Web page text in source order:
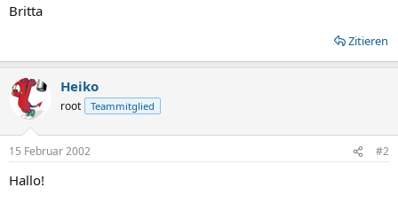
Britta
Zitieren
Heiko
root Teammitglied
15 Februar 2002 #2
Hallo!